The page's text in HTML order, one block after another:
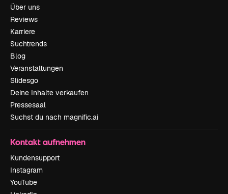
Über uns
Reviews
Karriere
Suchtrends
Blog
Veranstaltungen
Slidesgo
Deine Inhalte verkaufen
Pressesaal
Suchst du nach magnific.ai
Kontakt aufnehmen
Kundensupport
Instagram
YouTube